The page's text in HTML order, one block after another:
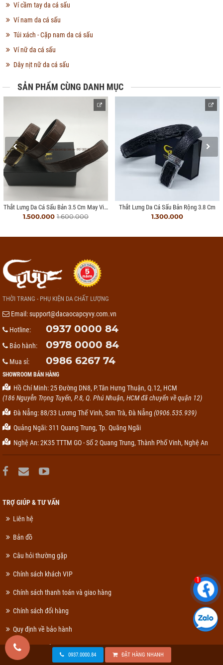
Ví cầm tay da cá sấu
Ví nam da cá sấu
Túi xách - Cặp nam da cá sấu
Ví nữ da cá sấu
Dây nịt nữ da cá sấu
SẢN PHẨM CÙNG DANH MỤC
Thắt Lưng Da Cá Sấu Bản 3.5 Cm May Viền
1.500.000 1.600.000
Thắt Lưng Da Cá Sấu Bản Rộng 3.8 Cm
1.300.000
THỜI TRANG - PHỤ KIỆN DA CHẤT LƯỢNG
Email:support@dacaocapcyvy.com.vn
Hotline:
0937 0000 84
Bảo hành: 0978 0000 84
Mua sỉ: 0986 6267 74
SHOWROOM BÁN HÀNG
Hồ Chí Minh: 25 Đường DN8, P.Tân Hưng Thuận, Q.12, HCM
(186 Nguyễn Trọng Tuyển, P.8, Q. Phú Nhuận, HCM đã chuyển về quận 12)
Đà Nẵng: 88/33 Lương Thế Vinh, Sơn Trà, Đà Nẵng (0906.535.939)
Quảng Ngãi: 311 Quang Trung, Tp. Quãng Ngãi
Nghệ An: 2K35 TTTM GO - Số 2 Quang Trung, Thành Phố Vinh, Nghệ An
TRỢ GIÚP & TƯ VẤN
Liên hệ
Bản đồ
Câu hỏi thường gặp
Chính sách khách VIP
Chính sách thanh toán và giao hàng
Chính sách đổi hàng
Quy định về bảo hành
Chính sách bảo mật thông tin
0937.0000.84 ĐẶT HÀNG NHANH
1